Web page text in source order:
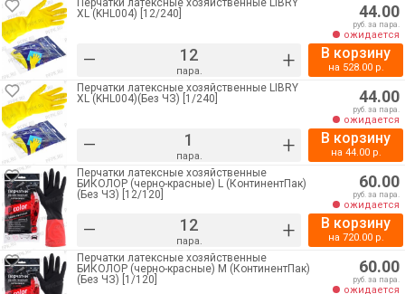
Перчатки латексные хозяйственные LIBRY
XL (KHL004) [12/240]
– пара. +
44.00
руб. за пара.
ожидается
В корзину
на 528.00р.
Перчатки латексные хозяйственные LIBRY
XL (KHL004)(Без ЧЗ) [1/240]
– пара. +
44.00
руб. за пара.
ожидается
В корзину
на 44.00р.
Перчатки латексные хозяйственные
БИКОЛОР (черно-красные) L (КонтинентПак)
(Без ЧЗ) [12/120]
– пара. +
60.00
руб. за пара.
ожидается
В корзину
на 720.00р.
Перчатки латексные хозяйственные
БИКОЛОР (черно-красные) M (КонтинентПак)
(Без ЧЗ) [1/120]
60.00
руб. за пара.
ожидается